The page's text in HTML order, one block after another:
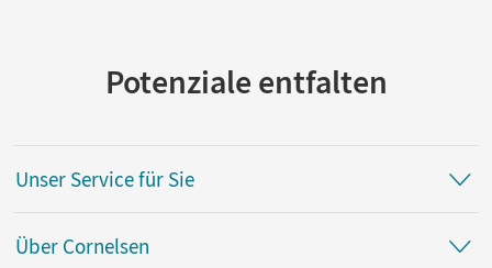
Potenziale entfalten
Unser Service für Sie
Über Cornelsen